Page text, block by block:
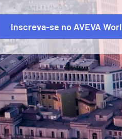
Inscreva-se no AVEVA